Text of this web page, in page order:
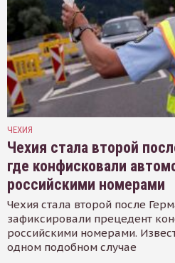
ЧЕХИЯ
Чехия стала второй
где конфисковали
российскими номерами
Чехия стала второй после
зафиксировали прецедент
российскими номерами.
одном подобном случае